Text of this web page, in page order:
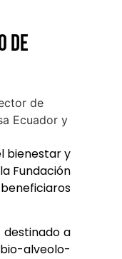
de
bienestar y
Fundación
destinado a
alveolo-